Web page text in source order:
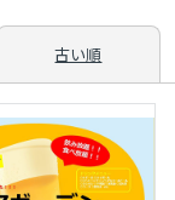
古い順